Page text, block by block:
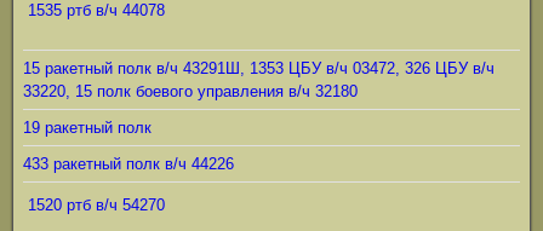
1535 ртб в/ч 44078
15 ракетный полк в/ч 43291Ш, 1353 ЦБУ в/ч 03472, 326 ЦБУ в/ч
33220, 15 полк боевого управления в/ч 32180
19 ракетный полк
433 ракетный полк в/ч 44226
1520 ртб в/ч 54270